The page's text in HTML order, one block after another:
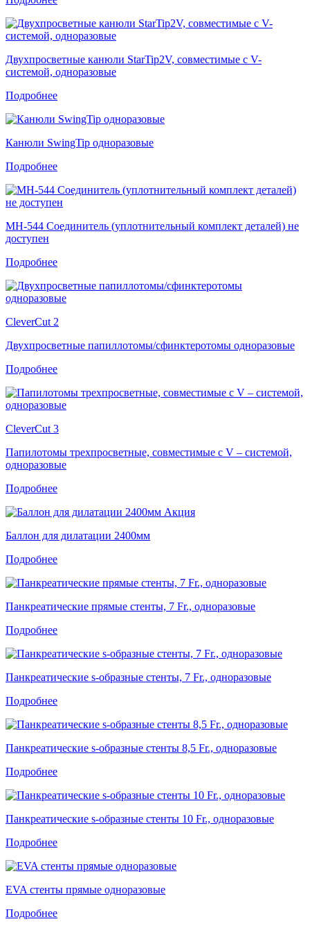
Двухпросветные канюли StarTip2V, совместимые с V-
системой, одноразовые
Подробнее
Канюли SwingTip одноразовые
Подробнее
MH-544 Соединитель (уплотнительный комплект деталей) не
доступен
Подробнее
CleverCut 2
Двухпросветные папиллотомы/сфинктеротомы одноразовые
Подробнее
CleverCut 3
Папилотомы трехпросветные, совместимые с V – системой,
одноразовые
Подробнее
Акция
Баллон для дилатации 2400мм
Подробнее
Панкреатические прямые стенты, 7 Fr., одноразовые
Подробнее
Панкреатические s-образные стенты, 7 Fr., одноразовые
Подробнее
Панкреатические s-образные стенты 8,5 Fr., одноразовые
Подробнее
Панкреатические s-образные стенты 10 Fr., одноразовые
Подробнее
EVA стенты прямые одноразовые
Подробнее